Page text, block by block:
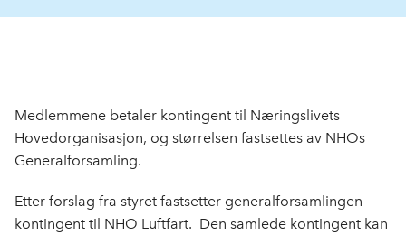
Medlemmene betaler kontingent til Næringslivets
Hovedorganisasjon, og størrelsen fastsettes av NHOs
Generalforsamling.
Etter forslag fra styret fastsetter generalforsamlingen
kontingent til NHO Luftfart. Den samlede kontingent kan